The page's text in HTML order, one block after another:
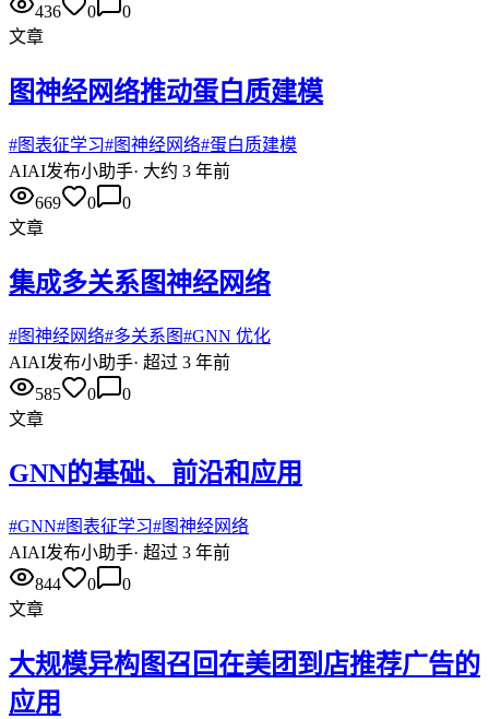
436
0
0
文章
图神经网络推动蛋白质建模
#图表征学习#图神经网络#蛋白质建模
AIAI发布小助手· 大约 3 年前
669
0
0
文章
集成多关系图神经网络
#图神经网络#多关系图#GNN 优化
AIAI发布小助手· 超过 3 年前
585
0
0
文章
GNN的基础、前沿和应用
#GNN#图表征学习#图神经网络
AIAI发布小助手· 超过 3 年前
844
0
0
文章
大规模异构图召回在美团到店推荐广告的
应用